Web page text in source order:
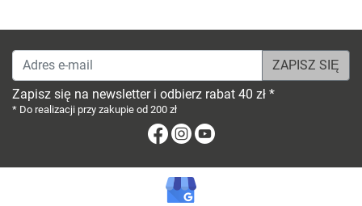
Adres e-mail
Zapisz się na newsletter i odbierz rabat 40 zł *
* Do realizacji przy zakupie od 200 zł
FacebookInstagram